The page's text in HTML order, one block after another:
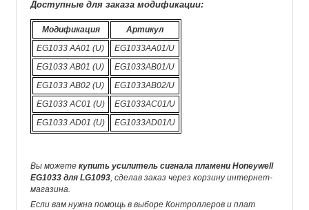
Доступные для заказа модификации:
Модификация
Артикул
EG1033 AA01 (U)
EG1033AA01/U
EG1033 AB01 (U)
EG1033AB01/U
EG1033 AB02 (U)
EG1033AB02/U
EG1033 AC01 (U)
EG1033AC01/U
EG1033 AD01 (U)
EG1033AD01/U
Вы можете купить усилитель сигнала пламени Honeywell
EG1033 для LG1093 , сделав заказ через корзину интернет-
магазина.
Если вам нужна помощь в выборе Контроллеров и плат